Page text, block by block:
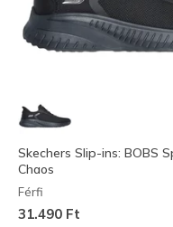
Skechers Slip-ins: BOBS
Chaos
Férfi
31.490 Ft